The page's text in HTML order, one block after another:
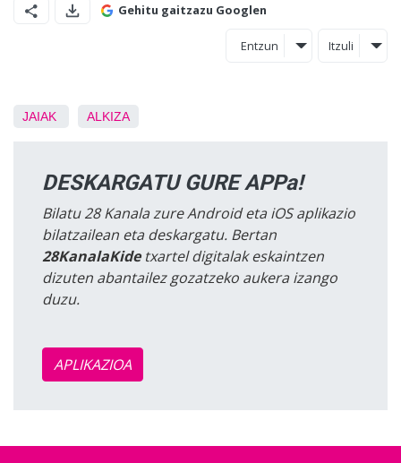
Gehitu gaitzazu Googlen
Entzun Itzuli
JAIAK ALKIZA
DESKARGATU GURE APPa!
Bilatu 28 Kanala zure Android eta iOS aplikazio
bilatzailean eta deskargatu. Bertan
28KanalaKidetxartel digitalak eskaintzen
dizuten abantailez gozatzeko aukera izango
duzu.
APLIKAZIOA